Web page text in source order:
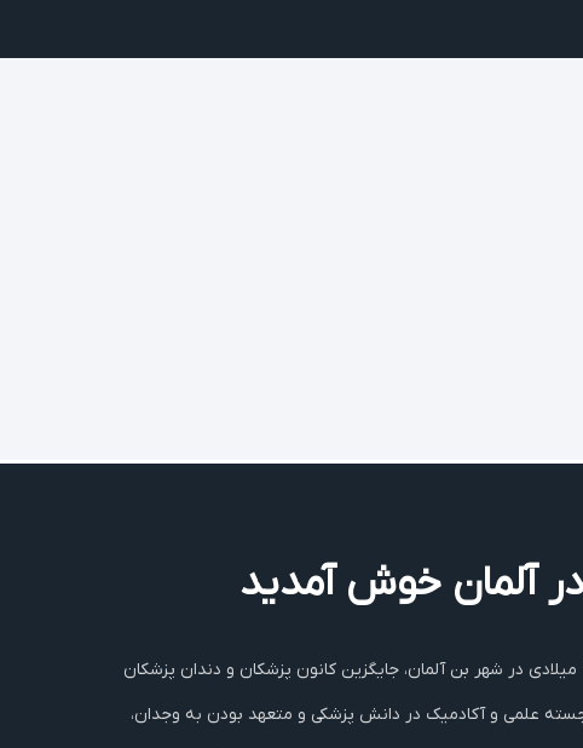
در آلمان خوش آمديد
آکادمی پزشکان و دندان پزشکان ایرانی‌ در آلمان بنا بر تصمیم مجمع عمومی در تاریخ سوم تیرماه ۱۳۹۱ خورشیدی برابر با ۲۳ ژوئن ۲۰۱۲ میلادی در شهر بن آلمان، جایگزین کانون پزشکان و دندان پزشکان
علمی‌ و آکادمیک در دانش پزشکی‌ و متعهد بودن به وجدان،